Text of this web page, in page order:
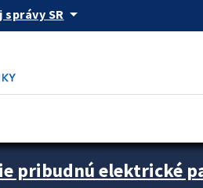
SR arrow_drop_down
pribudnú elektrické